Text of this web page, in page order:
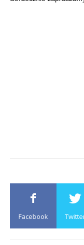
Facebook